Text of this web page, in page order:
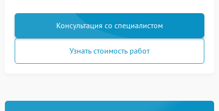
Консультация со специалистом
Узнать стоимость работ